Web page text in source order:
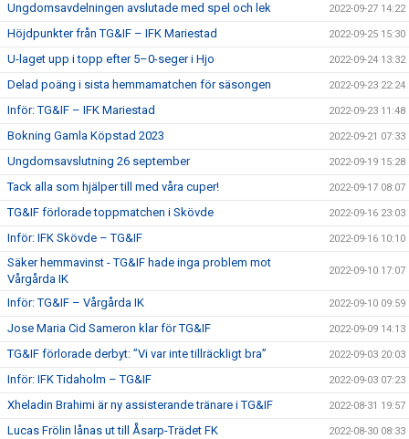
Ungdomsavdelningen avslutade med spel och lek 2022-09-27 14:22
Höjdpunkter från TG&IF – IFK Mariestad 2022-09-25 15:30
U-laget upp i topp efter 5–0-seger i Hjo 2022-09-24 13:32
Delad poäng i sista hemmamatchen för säsongen 2022-09-23 22:24
Inför: TG&IF – IFK Mariestad 2022-09-23 11:48
Bokning Gamla Köpstad 2023 2022-09-21 07:33
Ungdomsavslutning 26 september 2022-09-19 15:28
Tack alla som hjälper till med våra cuper! 2022-09-17 08:07
TG&IF förlorade toppmatchen i Skövde 2022-09-16 23:03
Inför: IFK Skövde – TG&IF 2022-09-16 10:10
Säker hemmavinst - TG&IF hade inga problem mot
Vårgårda IK
2022-09-10 17:07
Inför: TG&IF – Vårgårda IK 2022-09-10 09:59
Jose Maria Cid Sameron klar för TG&IF 2022-09-09 14:13
TG&IF förlorade derbyt: ”Vi var inte tillräckligt bra” 2022-09-03 20:03
Inför: IFK Tidaholm – TG&IF 2022-09-03 07:23
Xheladin Brahimi är ny assisterande tränare i TG&IF 2022-08-31 19:57
Lucas Frölin lånas ut till Åsarp-Trädet FK 2022-08-30 08:33